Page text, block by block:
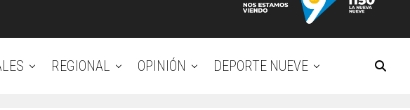
REGIONAL OPINIÓN DEPORTE NUEVE